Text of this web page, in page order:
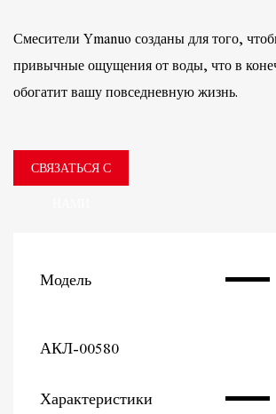
Смесители Ymanuo созданы для того,
привычные ощущения от воды, что в
обогатит вашу повседневную жизнь.
СВЯЗАТЬСЯ С
Модель
АКЛ-00580
Характеристики